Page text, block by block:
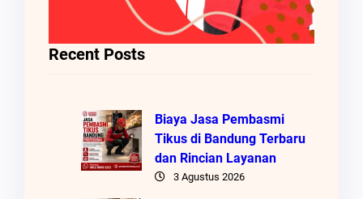
Recent Posts
Biaya Jasa Pembasmi
Tikus di Bandung Terbaru
dan Rincian Layanan
3 Agustus 2026